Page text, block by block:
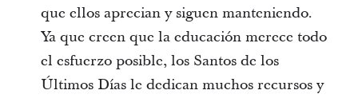
que ellos aprecian y siguen manteniendo.
Ya que creen que la educación merece todo
el esfuerzo posible, los Santos de los
Últimos Días le dedican muchos recursos y